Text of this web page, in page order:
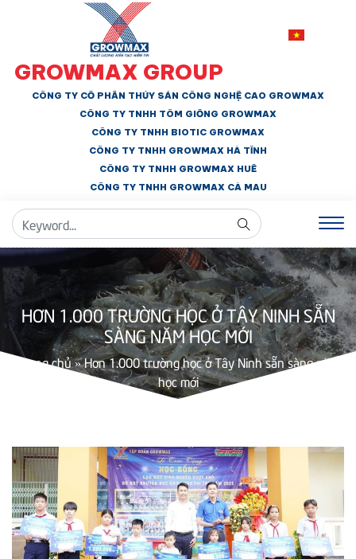
GROWMAX GROUP
CÔNG TY CỔ PHẦN THỦY SẢN CÔNG NGHỆ CAO GROWMAX
CÔNG TY TNHH TÔM GIỐNG GROWMAX
CÔNG TY TNHH BIOTIC GROWMAX
CÔNG TY TNHH GROWMAX HÀ TĨNH
CÔNG TY TNHH GROWMAX HUẾ
CÔNG TY TNHH GROWMAX CÀ MAU
HƠN 1.000 TRƯỜNG HỌC Ở TÂY NINH SẴN
SÀNG NĂM HỌC MỚI
Trang chủ»Hơn 1.000 trường học ở Tây Ninh sẵn sàng năm
học mới